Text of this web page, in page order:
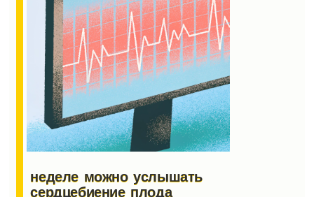
неделе можно услышать
сердцебиение плода